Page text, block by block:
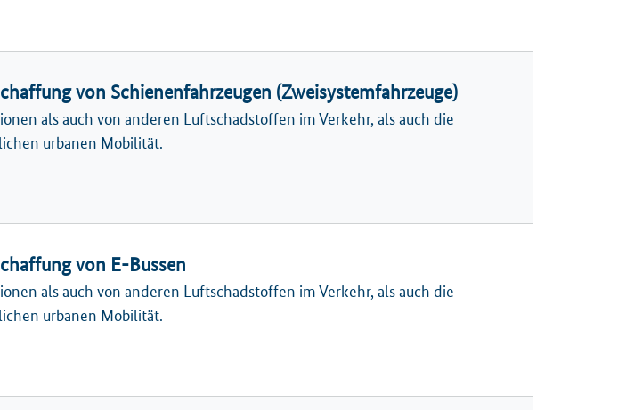
von Schienenfahrzeugen (Zweisystemfahrzeuge)
als auch von anderen Luftschadstoffen im Verkehr, als auch die
urbanen Mobilität.
von E-Bussen
als auch von anderen Luftschadstoffen im Verkehr, als auch die
urbanen Mobilität.